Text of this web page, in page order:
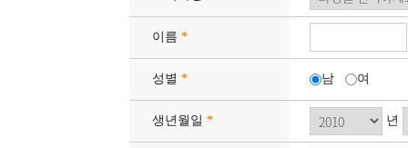
이름 *
성별 * 남 여
생년월일 * 년